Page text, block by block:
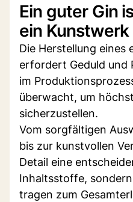
Ein guter Gin
ein Kunstwerk
Die Herstellung eines
erfordert Geduld und
im
überwacht, um
sicherzustellen.
Vom sorgfältigen
bis zur kunstvollen
Detail eine
Inhaltsstoffe,
tragen zum